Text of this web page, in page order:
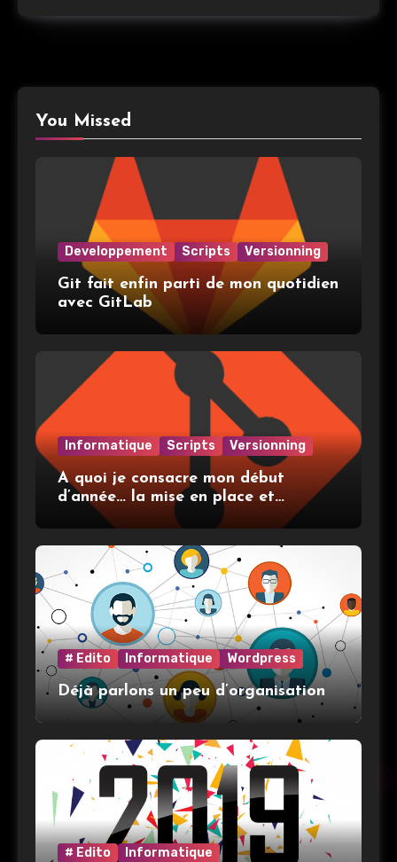
You Missed
Developpement Scripts Versionning
Git fait enfin parti de mon quotidien
avec GitLab
Informatique Scripts Versionning
A quoi je consacre mon début
d’année… la mise en place et
l’utilisation de git
# Edito Informatique Wordpress
Déjà parlons un peu d’organisation
# Edito Informatique